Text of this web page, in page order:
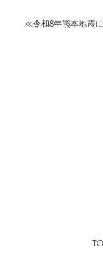
≪令和8年熊本地震